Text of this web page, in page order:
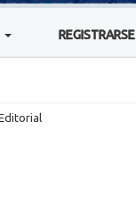
REGISTRARSE